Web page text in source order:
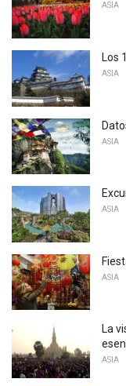
ASIA
Los
ASIA
ASIA
ASIA
ASIA
La
ASIA